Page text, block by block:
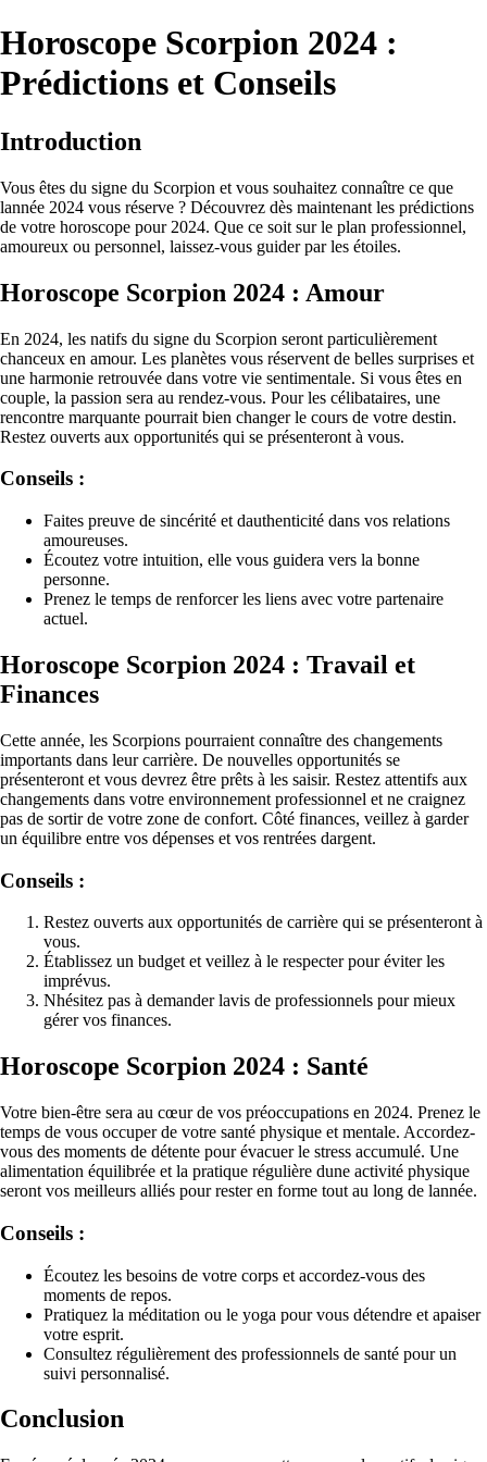
Horoscope Scorpion 2024 :
Prédictions et Conseils
Introduction
Vous êtes du signe du Scorpion et vous souhaitez connaître ce que
lannée 2024 vous réserve ? Découvrez dès maintenant les prédictions
de votre horoscope pour 2024. Que ce soit sur le plan professionnel,
amoureux ou personnel, laissez-vous guider par les étoiles.
Horoscope Scorpion 2024 : Amour
En 2024, les natifs du signe du Scorpion seront particulièrement
chanceux en amour. Les planètes vous réservent de belles surprises et
une harmonie retrouvée dans votre vie sentimentale. Si vous êtes en
couple, la passion sera au rendez-vous. Pour les célibataires, une
rencontre marquante pourrait bien changer le cours de votre destin.
Restez ouverts aux opportunités qui se présenteront à vous.
Conseils :
Faites preuve de sincérité et dauthenticité dans vos relations
amoureuses.
Écoutez votre intuition, elle vous guidera vers la bonne
personne.
Prenez le temps de renforcer les liens avec votre partenaire
actuel.
Horoscope Scorpion 2024 : Travail et
Finances
Cette année, les Scorpions pourraient connaître des changements
importants dans leur carrière. De nouvelles opportunités se
présenteront et vous devrez être prêts à les saisir. Restez attentifs aux
changements dans votre environnement professionnel et ne craignez
pas de sortir de votre zone de confort. Côté finances, veillez à garder
un équilibre entre vos dépenses et vos rentrées dargent.
Conseils :
Restez ouverts aux opportunités de carrière qui se présenteront à
vous.
Établissez un budget et veillez à le respecter pour éviter les
imprévus.
Nhésitez pas à demander lavis de professionnels pour mieux
gérer vos finances.
Horoscope Scorpion 2024 : Santé
Votre bien-être sera au cœur de vos préoccupations en 2024. Prenez le
temps de vous occuper de votre santé physique et mentale. Accordez-
vous des moments de détente pour évacuer le stress accumulé. Une
alimentation équilibrée et la pratique régulière dune activité physique
seront vos meilleurs alliés pour rester en forme tout au long de lannée.
Conseils :
Écoutez les besoins de votre corps et accordez-vous des
moments de repos.
Pratiquez la méditation ou le yoga pour vous détendre et apaiser
votre esprit.
Consultez régulièrement des professionnels de santé pour un
suivi personnalisé.
Conclusion